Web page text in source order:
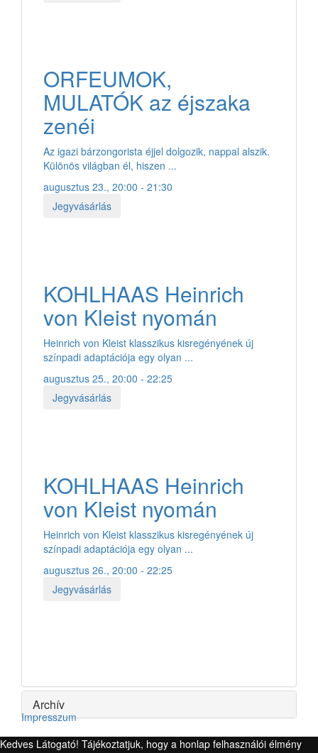
ORFEUMOK,
MULATÓK az éjszaka
zenéi
Az igazi bárzongorista éjjel dolgozik, nappal alszik.
Különös világban él, hiszen ...
augusztus 23., 20:00 - 21:30
Jegyvásárlás
KOHLHAAS Heinrich
von Kleist nyomán
Heinrich von Kleist klasszikus kisregényének új
színpadi adaptációja egy olyan ...
augusztus 25., 20:00 - 22:25
Jegyvásárlás
KOHLHAAS Heinrich
von Kleist nyomán
Heinrich von Kleist klasszikus kisregényének új
színpadi adaptációja egy olyan ...
augusztus 26., 20:00 - 22:25
Jegyvásárlás
Archív
Impresszum
Kedves Látogató! Tájékoztatjuk, hogy a honlap felhasználói élmény